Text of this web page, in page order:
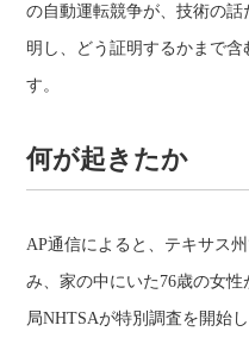
の自動運転競争が、技術の
明し、どう証明するかまで
す。
何が起きたか
AP通信によると、テキサス
み、家の中にいた76歳の女
局NHTSAが特別調査を開始